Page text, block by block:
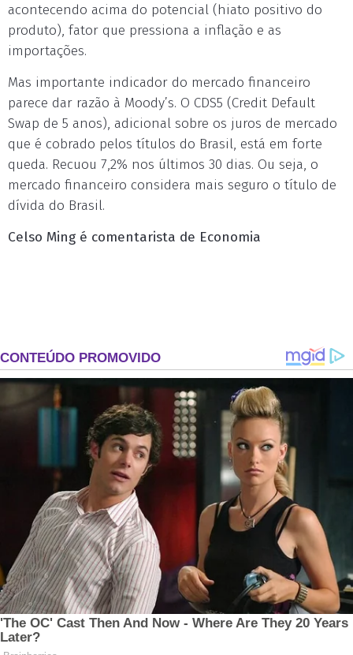
acontecendo acima do potencial (hiato positivo do
produto), fator que pressiona a inflação e as
importações.
Mas importante indicador do mercado financeiro
parece dar razão à Moody’s. O CDS5 (Credit Default
Swap de 5 anos), adicional sobre os juros de mercado
que é cobrado pelos títulos do Brasil, está em forte
queda. Recuou 7,2% nos últimos 30 dias. Ou seja, o
mercado financeiro considera mais seguro o título de
dívida do Brasil.
Celso Ming é comentarista de Economia